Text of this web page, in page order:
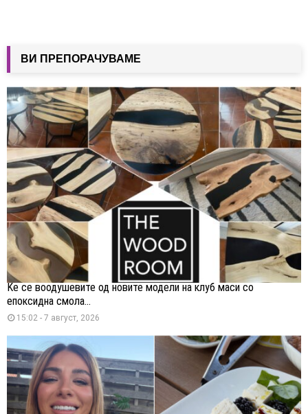
ВИ ПРЕПОРАЧУВАМЕ
Ќе се воодушевите од новите модели на клуб маси со
епоксидна смола...
15:02 - 7 август, 2026